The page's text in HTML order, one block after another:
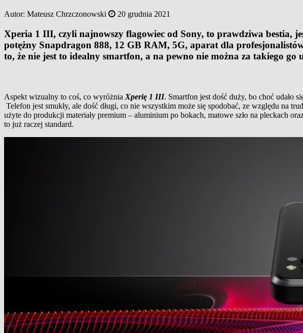
Autor: Mateusz Chrzczonowski 20 grudnia 2021
Xperia 1 III, czyli najnowszy flagowiec od Sony, to prawdziwa bestia,
potężny Snapdragon 888, 12 GB RAM, 5G, aparat dla
to, że nie jest to idealny smartfon, a na pewno nie można za takiego go
Aspekt wizualny to coś, co wyróżnia Xperię 1 III. Smartfon jest dość duży, bo choć udało
Telefon jest smukły, ale dość długi, co nie wszystkim może się spodobać, ze względu na
użyte do produkcji materiały premium – aluminium po bokach, matowe szło na pleckach
to już raczej standard.